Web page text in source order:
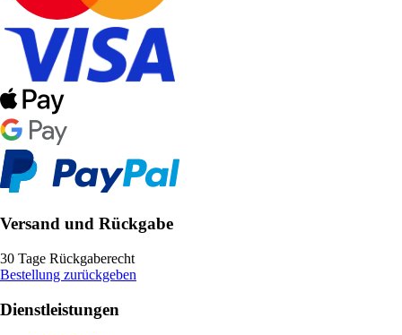
Versand und Rückgabe
30 Tage Rückgaberecht
Bestellung zurückgeben
Dienstleistungen